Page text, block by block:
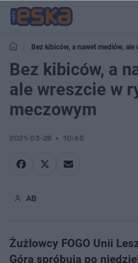
Bez kibiców, a nawet mediów,
Bez kibiców, a
ale wreszcie w
meczowym
2021-03-28 10:45
AB
Żużlowcy FOGO Unii
Góra spróbują po